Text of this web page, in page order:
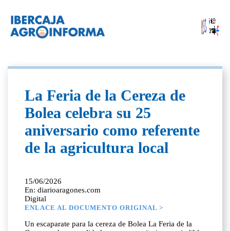
La Feria de la Cereza de
Bolea celebra su 25
aniversario como referente
de la agricultura local
15/06/2026
En: diarioaragones.com
Digital
ENLACE AL DOCUMENTO ORIGINAL >
Un escaparate para la cereza de Bolea La Feria de la